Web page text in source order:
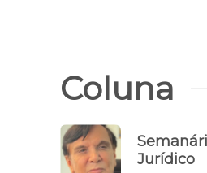
Coluna
Jurídico